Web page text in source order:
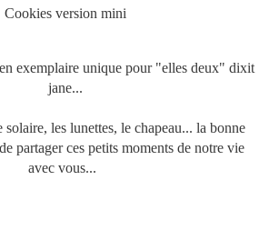
Cookies version mini
exemplaire unique pour "elles deux" dixit
jane...
les lunettes, le chapeau... la bonne
partager ces petits moments de notre vie
avec vous...